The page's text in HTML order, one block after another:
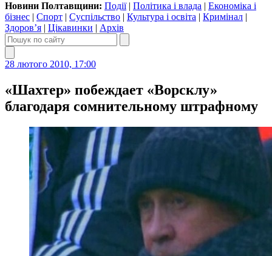
Новини Полтавщини: Події| Політика і влада | Економіка і
бізнес | Спорт | Суспільство | Культура і освіта | Кримінал |
Здоров’я | Цікавинки | Архів
28 лютого 2010, 17:00
«Шахтер» побеждает «Ворсклу»
благодаря сомнительному штрафному